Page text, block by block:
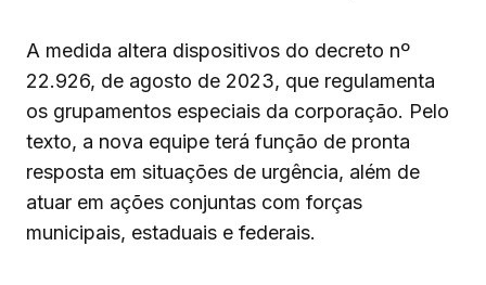
A medida altera dispositivos do decreto nº
22.926, de agosto de 2023, que regulamenta
os grupamentos especiais da corporação. Pelo
texto, a nova equipe terá função de pronta
resposta em situações de urgência, além de
atuar em ações conjuntas com forças
municipais, estaduais e federais.